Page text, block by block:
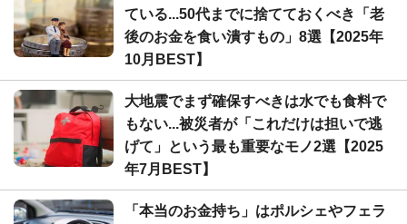
ている...50代までに捨てておくべき「老
後のお金を食い潰すもの」8選【2025年
10月BEST】
大地震でまず確保すべきは水でも食料で
もない...被災者が「これだけは担いで逃
げて」という最も重要なモノ2選【2025
年7月BEST】
「本当のお金持ち」はポルシェやフェラ